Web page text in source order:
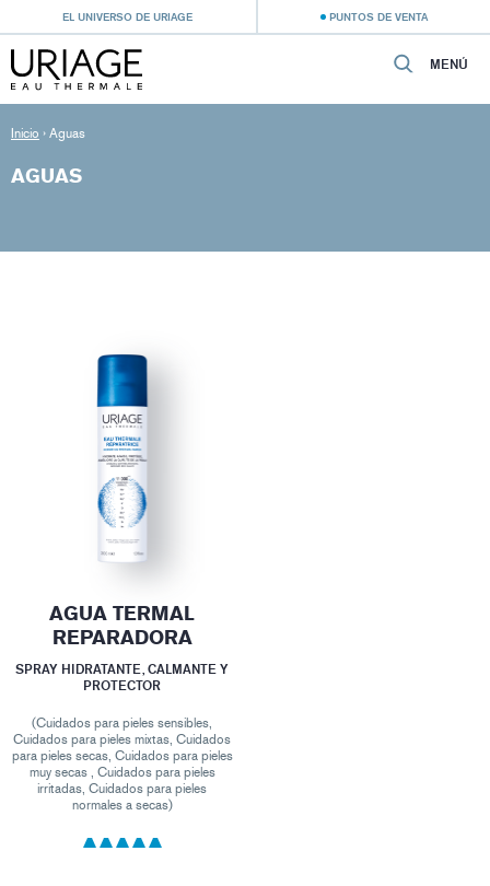
EL UNIVERSO DE URIAGE PUNTOS DE VENTA
MENÚ
Inicio › Aguas
AGUAS
AGUA TERMAL
REPARADORA
SPRAY HIDRATANTE, CALMANTE Y
PROTECTOR
(Cuidados para pieles sensibles,
Cuidados para pieles mixtas, Cuidados
para pieles secas, Cuidados para pieles
muy secas , Cuidados para pieles
irritadas, Cuidados para pieles
normales a secas)